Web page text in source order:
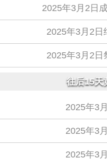
2025年3月2日
2025年3月2日
2025年3月2日
往后15天
2025年3
2025年3
2025年3